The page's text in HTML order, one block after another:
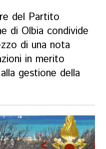
del Partito
di Olbia condivide
di una nota
in merito
gestione della